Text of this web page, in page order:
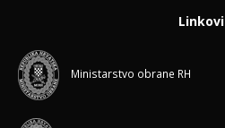
Linkovi
Ministarstvo obrane RH